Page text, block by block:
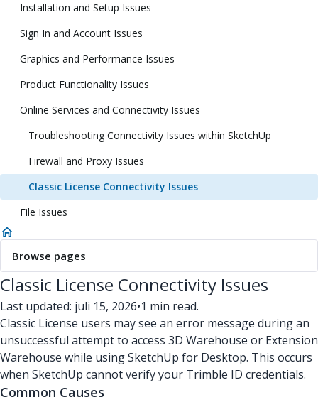
Installation and Setup Issues
Sign In and Account Issues
Graphics and Performance Issues
Product Functionality Issues
Online Services and Connectivity Issues
Troubleshooting Connectivity Issues within SketchUp
Firewall and Proxy Issues
Classic License Connectivity Issues
File Issues
Browse pages
Classic License Connectivity Issues
Last updated: juli 15, 2026•1 min read.
Classic License users may see an error message during an
unsuccessful attempt to access 3D Warehouse or Extension
Warehouse while using SketchUp for Desktop. This occurs
when SketchUp cannot verify your Trimble ID credentials.
Common Causes